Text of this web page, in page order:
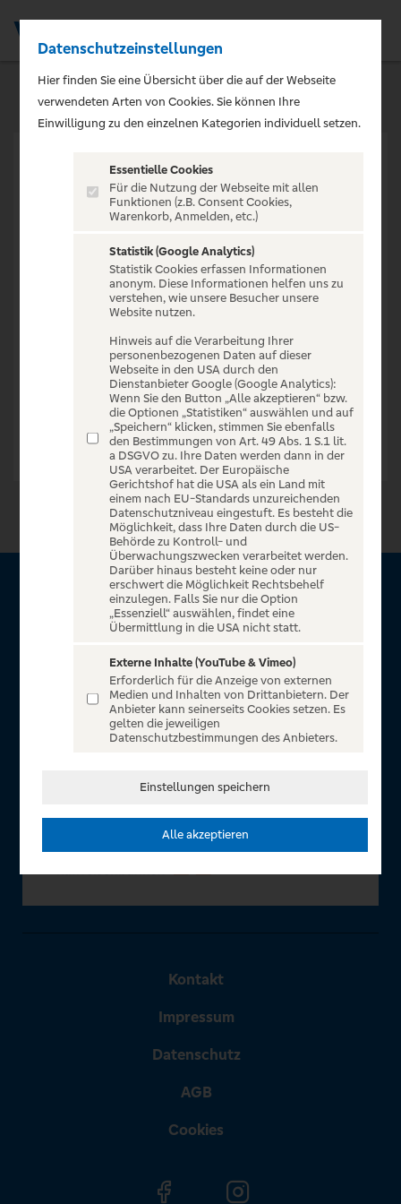
VERANSTALTUNG NICHT
GEFUNDEN
Zur Startseite
Über VR Entertain
für alle Kunden der Volksbanken Raiffeisenbanken. Auf
unserem einzigartigen Portal finden Sie Tickets für
atemberaubende Konzerte, Musicals und Shows, die
Fußball-Bundesliga sowie die Champions League und die
In Zusammenarbeit mit
Kontakt
Impressum
Datenschutz
AGB
Cookies
Datenschutzeinstellungen
Hier finden Sie eine Übersicht über die auf der Webseite
verwendeten Arten von Cookies. Sie können Ihre
Einwilligung zu den einzelnen Kategorien individuell setzen.
Essentielle Cookies
Für die Nutzung der Webseite mit allen
Funktionen (z.B. Consent Cookies,
Warenkorb, Anmelden, etc.)
Statistik (Google Analytics)
Statistik Cookies erfassen Informationen
anonym. Diese Informationen helfen uns zu
verstehen, wie unsere Besucher unsere
Website nutzen.
Hinweis auf die Verarbeitung Ihrer
personenbezogenen Daten auf dieser
Webseite in den USA durch den
Dienstanbieter Google (Google Analytics):
Wenn Sie den Button „Alle akzeptieren“ bzw.
die Optionen „Statistiken“ auswählen und auf
„Speichern“ klicken, stimmen Sie ebenfalls
den Bestimmungen von Art. 49 Abs. 1 S.1 lit.
a DSGVO zu. Ihre Daten werden dann in der
USA verarbeitet. Der Europäische
Gerichtshof hat die USA als ein Land mit
einem nach EU-Standards unzureichenden
Datenschutzniveau eingestuft. Es besteht die
Möglichkeit, dass Ihre Daten durch die US-
Behörde zu Kontroll- und
Überwachungszwecken verarbeitet werden.
Darüber hinaus besteht keine oder nur
erschwert die Möglichkeit Rechtsbehelf
einzulegen. Falls Sie nur die Option
„Essenziell“ auswählen, findet eine
Übermittlung in die USA nicht statt.
Externe Inhalte (YouTube & Vimeo)
Erforderlich für die Anzeige von externen
Medien und Inhalten von Drittanbietern. Der
Anbieter kann seinerseits Cookies setzen. Es
gelten die jeweiligen
Datenschutzbestimmungen des Anbieters.
Einstellungen speichern
Alle akzeptieren